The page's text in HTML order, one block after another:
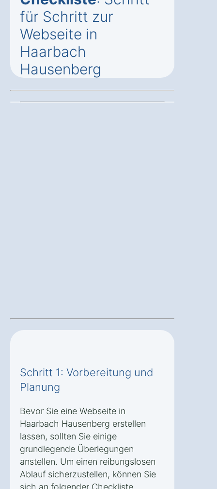
für Schritt zur
Webseite in
Haarbach
Hausenberg
Schritt 1: Vorbereitung und
Planung
Bevor Sie eine Webseite in
Haarbach Hausenberg erstellen
lassen, sollten Sie einige
grundlegende Überlegungen
anstellen. Um einen reibungslosen
Ablauf sicherzustellen, können Sie
sich an folgender Checkliste